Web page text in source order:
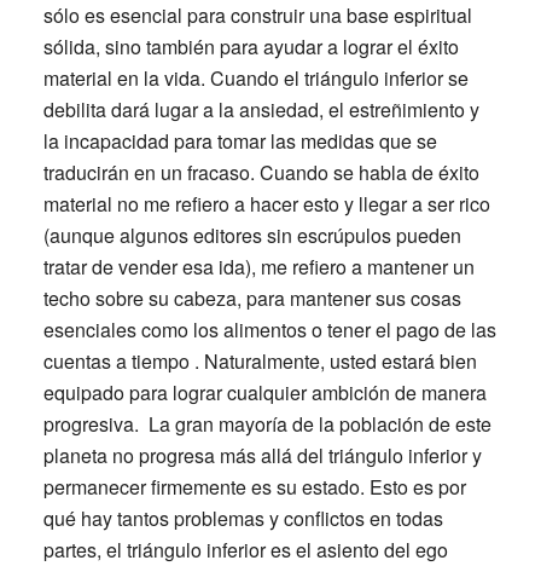
sólo es esencial para construir una base espiritual
sólida, sino también para ayudar a lograr el éxito
material en la vida. Cuando el triángulo inferior se
debilita dará lugar a la ansiedad, el estreñimiento y
la incapacidad para tomar las medidas que se
traducirán en un fracaso. Cuando se habla de éxito
material no me refiero a hacer esto y llegar a ser rico
(aunque algunos editores sin escrúpulos pueden
tratar de vender esa ida), me refiero a mantener un
techo sobre su cabeza, para mantener sus cosas
esenciales como los alimentos o tener el pago de las
cuentas a tiempo . Naturalmente, usted estará bien
equipado para lograr cualquier ambición de manera
progresiva. La gran mayoría de la población de este
planeta no progresa más allá del triángulo inferior y
permanecer firmemente es su estado. Esto es por
qué hay tantos problemas y conflictos en todas
partes, el triángulo inferior es el asiento del ego